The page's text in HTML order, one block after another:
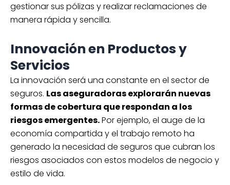
gestionar sus pólizas y realizar reclamaciones de
manera rápida y sencilla.
Innovación en Productos y
Servicios
La innovación será una constante en el sector de
seguros. Las aseguradoras explorarán nuevas
formas de cobertura que respondan a los
riesgos emergentes.Por ejemplo, el auge de la
economía compartida y el trabajo remoto ha
generado la necesidad de seguros que cubran los
riesgos asociados con estos modelos de negocio y
estilo de vida.